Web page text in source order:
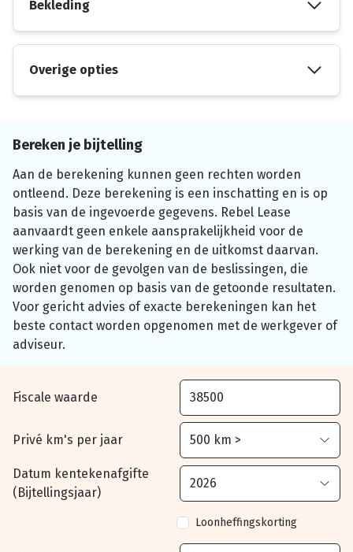
Bekleding
Overige opties
Bereken je bijtelling
Aan de berekening kunnen geen rechten worden
ontleend. Deze berekening is een inschatting en is op
basis van de ingevoerde gegevens. Rebel Lease
aanvaardt geen enkele aansprakelijkheid voor de
werking van de berekening en de uitkomst daarvan.
Ook niet voor de gevolgen van de beslissingen, die
worden genomen op basis van de getoonde resultaten.
Voor gericht advies of exacte berekeningen kan het
beste contact worden opgenomen met de werkgever of
adviseur.
Fiscale waarde
Privé km's per jaar
Datum kentekenafgifte
(Bijtellingsjaar)
Loonheffingskorting